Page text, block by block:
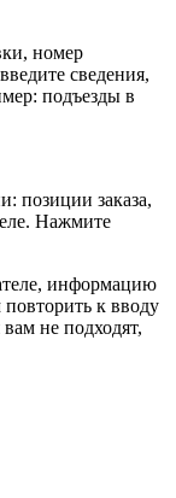
номер
сведения,
подъезды в
позиции заказа,
Нажмите
информацию
к вводу
не подходят,